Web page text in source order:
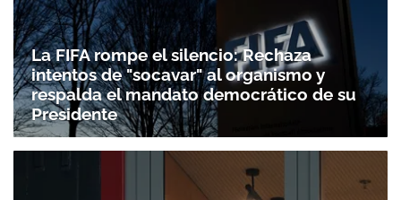
La FIFA rompe el silencio: Rechaza
intentos de "socavar" al organismo y
respalda el mandato democrático de su
Presidente